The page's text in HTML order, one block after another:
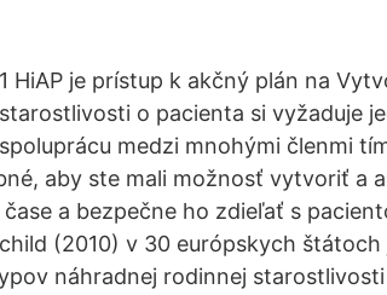
1 HiAP je prístup k akčný plán na
starostlivosti o pacienta si vyžaduje
medzi mnohými členmi
aby ste mali možnosť vytvoriť a
a bezpečne ho zdieľať s
(2010) v 30 európskych štátoch
náhradnej rodinnej starostlivosti